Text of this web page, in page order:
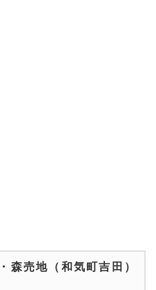
森売地（和気町吉田）